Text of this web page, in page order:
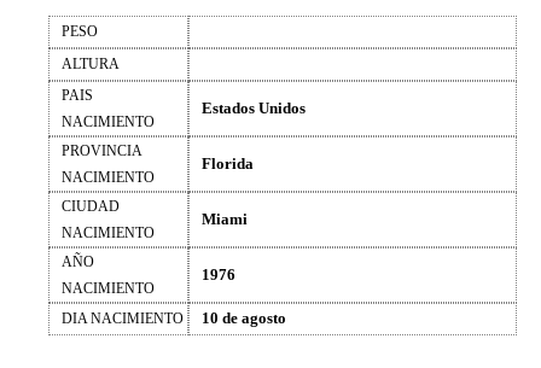
PESO
ALTURA
PAIS
NACIMIENTO
Estados Unidos
PROVINCIA
NACIMIENTO
Florida
CIUDAD
NACIMIENTO
Miami
AÑO
NACIMIENTO
1976
DIA NACIMIENTO 10 de agosto